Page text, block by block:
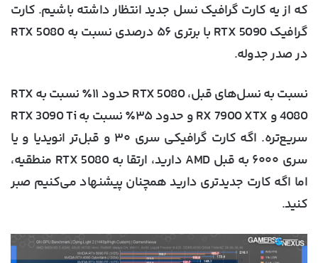
که از یه کارت گرافیک نسل جدید انتظار داشته باشیم. کارت
گرافیک RTX 5090 با برتری ۵۶ درصدی نسبت به RTX 5080
در صدر جدوله.
نسبت به نسل‌های قبل، RTX 5080 حدود ۱۱٪ نسبت به RTX
4080 و RX 7900 XTX و حدود ۳۵٪ نسبت به RTX 3090 Ti
سریع‌تره. اگه کارت گرافیکی سری ۳۰ و قبل‌تر انویدیا و یا
سری ۶۰۰۰ به قبل AMD دارید، ارتقا به RTX 5080 منطقیه،
اما اگه کارت جدیدتری دارید همچنان پیشنهاد می‌کنیم صبر
کنید.